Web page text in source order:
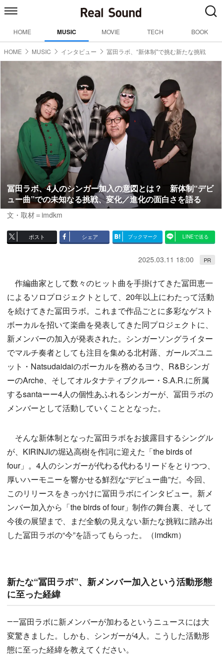
HOME MUSIC MOVIE TECH BOOK
HOME MUSIC インタビュー 冨田ラボ、“新体制"で挑む新たな挑戦
冨田ラボ、4人のシンガー加入の意図とは？ 新体制“デビ
ュー曲”での未知なる挑戦、変化／進化の面白さを語る
文・取材＝imdkm
ポスト シェア ブックマーク LINEで送る
2025.03.11 18:00 PR
作編曲家として数々のヒット曲を手掛けてきた冨田恵一
によるソロプロジェクトとして、20年以上にわたって活動
を続けてきた冨田ラボ。これまで作品ごとに多彩なゲスト
ボーカルを招いて楽曲を発表してきた同プロジェクトに、
新メンバーの加入が発表された。シンガーソングライター
でマルチ奏者としても注目を集める北村蕗、ガールズユニ
ット・Natsudaidaiのボーカルを務めるヨウ、R&Bシンガ
ーのArche、そしてオルタナティブクルー・S.A.R.に所属
するsantaーー4人の個性あふれるシンガーが、冨田ラボの
メンバーとして活動していくこととなった。
そんな新体制となった冨田ラボをお披露目するシングル
が、KIRINJIの堀込高樹を作詞に迎えた「the birds of
four」。4人のシンガーが代わる代わるリードをとりつつ、
厚いハーモニーを響かせる鮮烈な“デビュー曲”だ。今回、
このリリースをきっかけに冨田ラボにインタビュー。新メ
ンバー加入から「the birds of four」制作の舞台裏、そして
今後の展望まで、まだ全貌の見えない新たな挑戦に踏み出
した冨田ラボの“今”を語ってもらった。（imdkm）
新たな“冨田ラボ”、新メンバー加入という活動形態
に至った経緯
――冨田ラボに新メンバーが加わるというニュースには大
変驚きました。しかも、シンガーが4人。こうした活動形
態に至った経緯を教えてください。